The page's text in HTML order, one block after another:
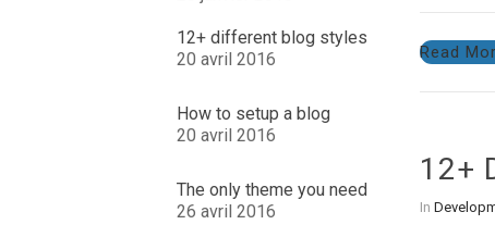
12+ different blog styles
20 avril 2016
How to setup a blog
20 avril 2016
The only theme you need
26 avril 2016
Read
12+
In